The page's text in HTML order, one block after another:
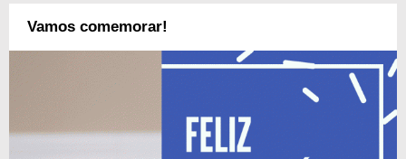
Vamos comemorar!